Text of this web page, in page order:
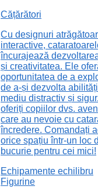
Cățărători
Cu designuri
interactive,
încurajează
și creativitatea. Ele
oportunitatea de a
de a-și dezvolta
mediu distractiv și
oferiți copiilor dvs.
care au nevoie cu
încredere. Comandați
orice spațiu într-un loc
bucurie pentru cei mici!
Echipamente echilibru
Figurine